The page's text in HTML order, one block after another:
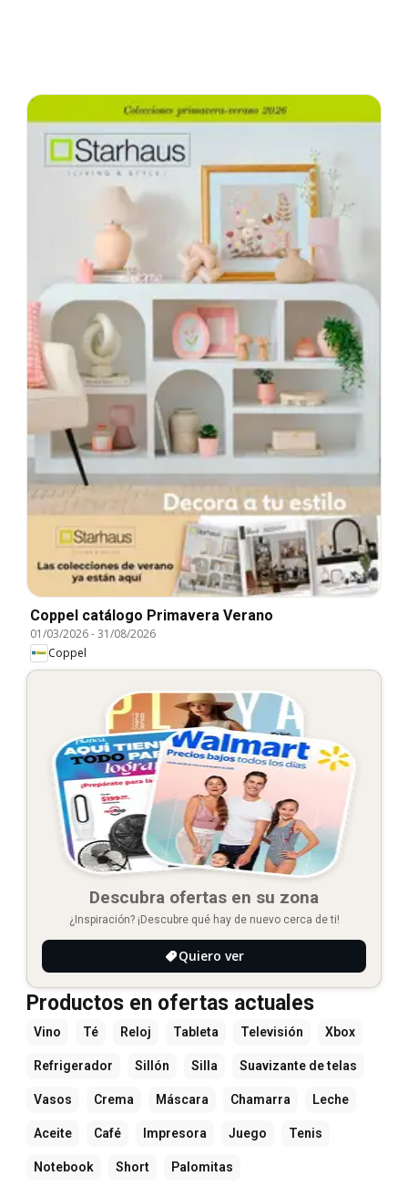
Coppel catálogo Primavera Verano
01/03/2026-31/08/2026
Coppel
Descubra ofertas en su zona
¿Inspiración? ¡Descubre qué hay de nuevo cerca de ti!
Quiero ver
Productos en ofertas actuales
Vino Té Reloj Tableta Televisión Xbox
Refrigerador Sillón Silla Suavizante de telas
Vasos Crema Máscara Chamarra Leche
Aceite Café Impresora Juego Tenis
Notebook Short Palomitas